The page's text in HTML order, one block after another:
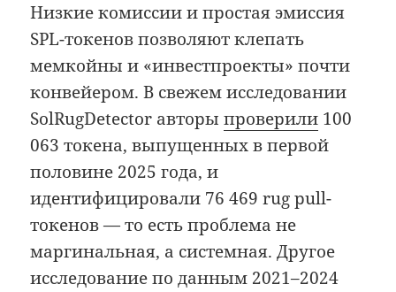
Низкие комиссии и простая эмиссия
SPL-токенов позволяют клепать
мемкойны и «инвестпроекты» почти
конвейером. В свежем исследовании
SolRugDetector авторыпроверили 100
063 токена, выпущенных в первой
половине 2025 года, и
идентифицировали 76 469 rug pull-
токенов — то есть проблема не
маргинальная, а системная. Другое
исследование по данным 2021–2024